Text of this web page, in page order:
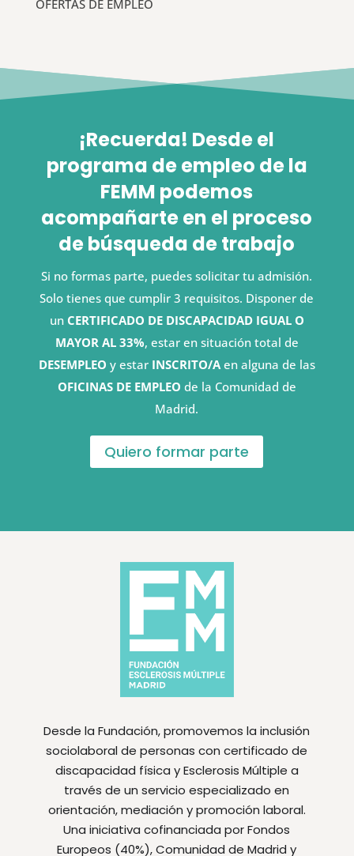
OFERTAS DE EMPLEO
¡Recuerda! Desde el
programa de empleo de la
FEMM podemos
acompañarte en el proceso
de búsqueda de trabajo
Si no formas parte, puedes solicitar tu admisión.
Solo tienes que cumplir 3 requisitos. Disponer de
un CERTIFICADO DE DISCAPACIDAD IGUAL O
MAYOR AL 33%, estar en situación total de
DESEMPLEO y estar INSCRITO/Aen alguna de las
OFICINAS DE EMPLEO de la Comunidad de
Madrid.
Quiero formar parte
Desde la Fundación, promovemos la inclusión
sociolaboral de personas con certificado de
discapacidad física y Esclerosis Múltiple a
través de un servicio especializado en
orientación, mediación y promoción laboral.
Una iniciativa cofinanciada por Fondos
Europeos (40%), Comunidad de Madrid y